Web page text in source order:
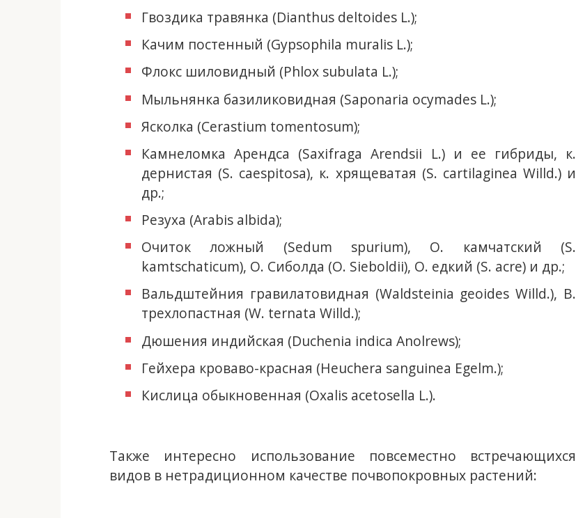
Гвоздика травянка (Dianthus deltoides L.);
Качим постенный (Gypsophila muralis L.);
Флокс шиловидный (Phlox subulata L.);
Мыльнянка базиликовидная (Saponaria ocymades L.);
Ясколка (Cerastium tomentosum);
Камнеломка Арендса (Saxifraga Arendsii L.) и ее гибриды, к.
дернистая (S. caespitosa), к. хрящеватая (S. cartilaginea Willd.) и
др.;
Резуха (Arabis albida);
Очиток ложный (Sedum spurium), О. камчатский (S.
kamtschaticum), О. Сиболда (O. Sieboldii), О. едкий (S. acre) и др.;
Вальдштейния гравилатовидная (Waldsteinia geoides Willd.), В.
трехлопастная (W. ternata Willd.);
Дюшения индийская (Duchenia indica Anolrews);
Гейхера кроваво-красная (Heuchera sanguinea Egelm.);
Кислица обыкновенная (Oxalis acetosella L.).
Также интересно использование повсеместно встречающихся
видов в нетрадиционном качестве почвопокровных растений: